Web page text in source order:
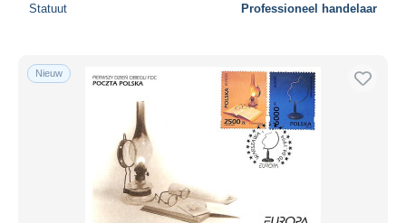
Statuut Professioneel handelaar
Nieuw